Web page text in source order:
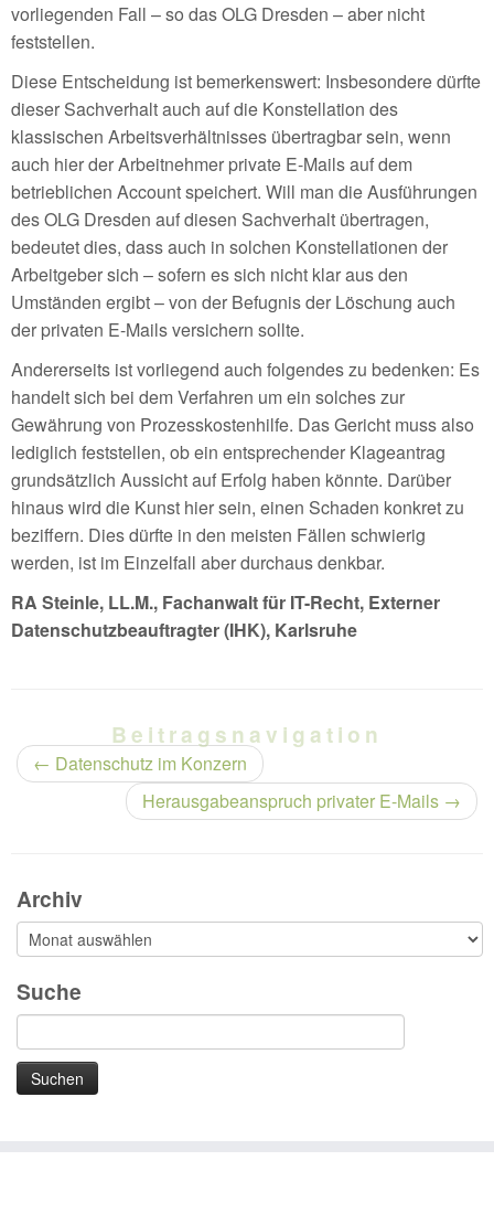
vorliegenden Fall – so das OLG Dresden – aber nicht
feststellen.
Diese Entscheidung ist bemerkenswert: Insbesondere dürfte
dieser Sachverhalt auch auf die Konstellation des
klassischen Arbeitsverhältnisses übertragbar sein, wenn
auch hier der Arbeitnehmer private E-Mails auf dem
betrieblichen Account speichert. Will man die Ausführungen
des OLG Dresden auf diesen Sachverhalt übertragen,
bedeutet dies, dass auch in solchen Konstellationen der
Arbeitgeber sich – sofern es sich nicht klar aus den
Umständen ergibt – von der Befugnis der Löschung auch
der privaten E-Mails versichern sollte.
Andererseits ist vorliegend auch folgendes zu bedenken: Es
handelt sich bei dem Verfahren um ein solches zur
Gewährung von Prozesskostenhilfe. Das Gericht muss also
lediglich feststellen, ob ein entsprechender Klageantrag
grundsätzlich Aussicht auf Erfolg haben könnte. Darüber
hinaus wird die Kunst hier sein, einen Schaden konkret zu
beziffern. Dies dürfte in den meisten Fällen schwierig
werden, ist im Einzelfall aber durchaus denkbar.
RA Steinle, LL.M., Fachanwalt für IT-Recht, Externer
Datenschutzbeauftragter (IHK), Karlsruhe
Beitragsnavigation
← Datenschutz im Konzern
Herausgabeanspruch privater E-Mails →
Archiv
Archiv
Suche
nach: